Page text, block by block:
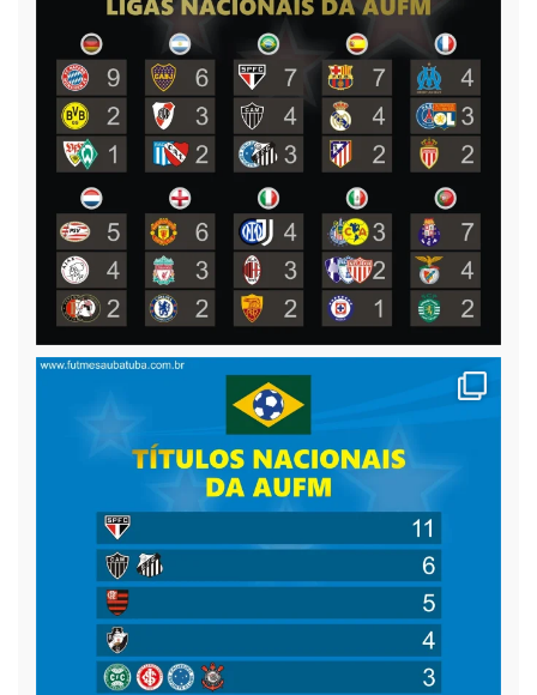
25 novembro 2025
Foram disputadas nesta noite de segunda as
edições 2025 dos torneios continentais de
clubes da Ásia e da Oceania da AUFM
(dadinho/vidrilhas). Os torneios tiveram o apoio
da Elétrica Dedê,[...]